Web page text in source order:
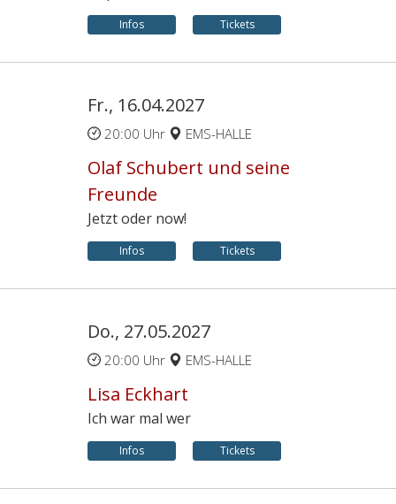
Infos Tickets
Fr., 16.04.2027
20:00 Uhr EMS-HALLE
Olaf Schubert und seine
Freunde
Jetzt oder now!
Infos Tickets
Do., 27.05.2027
20:00 Uhr EMS-HALLE
Lisa Eckhart
Ich war mal wer
Infos Tickets